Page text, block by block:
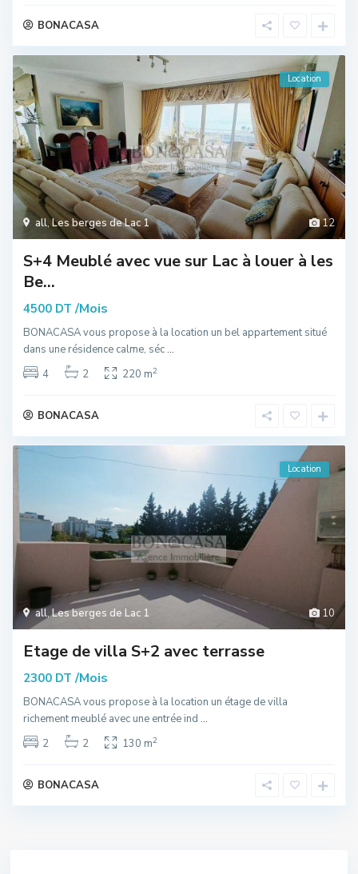
BONACASA
12
all,Les berges de Lac 1
Location
S+4 Meublé avec vue sur Lac à louer à les
Be...
4500 DT /Mois
BONACASA vous propose à la location un bel appartement situé
dans une résidence calme, séc...
4
2 220 m2
BONACASA
10
all,Les berges de Lac 1
Location
Etage de villa S+2 avec terrasse
2300 DT /Mois
BONACASA vous propose à la location un étage de villa
richement meublé avec une entrée ind ...
2
2 130 m2
BONACASA